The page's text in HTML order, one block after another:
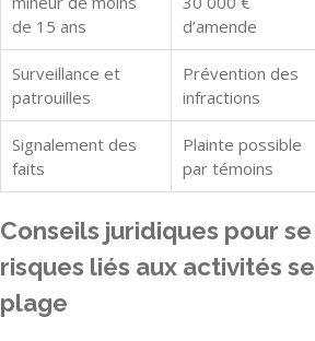
de 15 ans
d’amende
Surveillance et
patrouilles
Prévention des
infractions
Signalement des
faits
Plainte possible
par témoins
Conseils juridiques pour
risques liés aux activités
plage